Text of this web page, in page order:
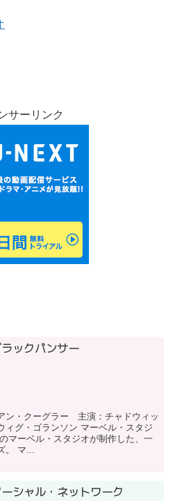
サーリンク
ックパンサー
ン・クーグラー 主演：チャドウィッ
グ・ゴランソン マーベル・スタジ
マーベル・スタジオが制作した、一
。 マ...
シャル・ネットワーク